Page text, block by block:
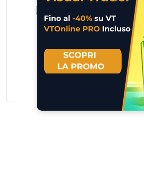
UCH TB LG ENEL 5.887 B